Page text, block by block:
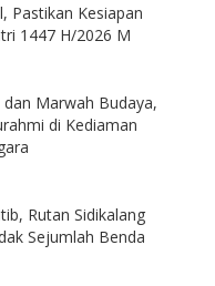
Pastikan Kesiapan
1447 H/2026 M
Marwah Budaya,
di Kediaman
Rutan Sidikalang
Sejumlah Benda